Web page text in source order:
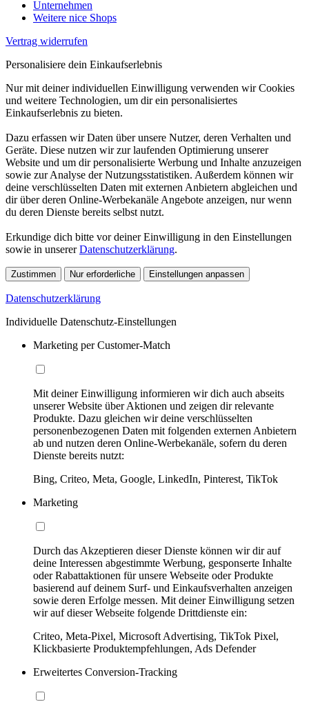
Unternehmen
Weitere nice Shops
Vertrag widerrufen
Personalisiere dein Einkaufserlebnis
Nur mit deiner individuellen Einwilligung verwenden wir Cookies
und weitere Technologien, um dir ein personalisiertes
Einkaufserlebnis zu bieten.
Dazu erfassen wir Daten über unsere Nutzer, deren Verhalten und
Geräte. Diese nutzen wir zur laufenden Optimierung unserer
Website und um dir personalisierte Werbung und Inhalte anzuzeigen
sowie zur Analyse der Nutzungsstatistiken. Außerdem können wir
deine verschlüsselten Daten mit externen Anbietern abgleichen und
dir über deren Online-Werbekanäle Angebote anzeigen, nur wenn
du deren Dienste bereits selbst nutzt.
Erkundige dich bitte vor deiner Einwilligung in den Einstellungen
sowie in unsererDatenschutzerklärung.
Zustimmen Nur erforderliche Einstellungen anpassen
Datenschutzerklärung
Individuelle Datenschutz-Einstellungen
Marketing per Customer-Match
Mit deiner Einwilligung informieren wir dich auch abseits
unserer Website über Aktionen und zeigen dir relevante
Produkte. Dazu gleichen wir deine verschlüsselten
personenbezogenen Daten mit folgenden externen Anbietern
ab und nutzen deren Online-Werbekanäle, sofern du deren
Dienste bereits nutzt:
Bing, Criteo, Meta, Google, LinkedIn, Pinterest, TikTok
Marketing
Durch das Akzeptieren dieser Dienste können wir dir auf
deine Interessen abgestimmte Werbung, gesponserte Inhalte
oder Rabattaktionen für unsere Webseite oder Produkte
basierend auf deinem Surf- und Einkaufsverhalten anzeigen
sowie deren Erfolge messen. Mit deiner Einwilligung setzen
wir auf dieser Webseite folgende Drittdienste ein:
Criteo, Meta-Pixel, Microsoft Advertising, TikTok Pixel,
Klickbasierte Produktempfehlungen, Ads Defender
Erweitertes Conversion-Tracking